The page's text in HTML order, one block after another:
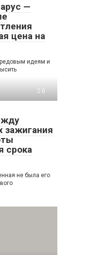
—
цена на
идеям и
0
зажигания
срока
не была его